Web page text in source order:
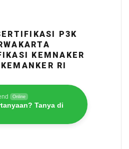
P3K
KEMNAKER
RI
Online
Tanya di